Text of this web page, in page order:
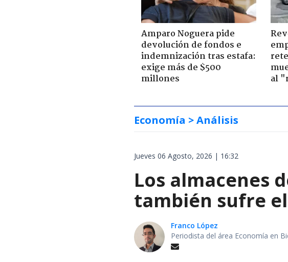
Amparo Noguera pide
devolución de fondos e
indemnización tras estafa:
exige más de $500
millones
al
Economía > Análisis
Jueves 06 Agosto, 2026 | 16:32
Los almacenes
también sufre
Franco López
Periodista del área Economía en